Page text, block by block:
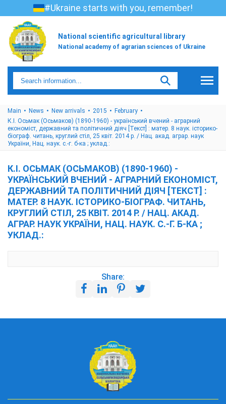
#Ukraine starts with you, remember!
National scientific agricultural library
National academy of agrarian sciences of Ukraine
Main News New arrivals 2015
February
К.І. Осьмак (Осьмаков) (1890-1960) - український вчений - аграрний
економіст, державний та політичний діяч [Текст] : матер. 8 наук. історико-
біограф. читань, круглий стіл, 25 квіт. 2014 р. / Нац. акад. аграр. наук
України, Нац. наук. с.-г. б-ка ; уклад.:
К.І. ОСЬМАК (ОСЬМАКОВ) (1890-1960) -
УКРАЇНСЬКИЙ ВЧЕНИЙ - АГРАРНИЙ ЕКОНОМІСТ,
ДЕРЖАВНИЙ ТА ПОЛІТИЧНИЙ ДІЯЧ [ТЕКСТ] :
МАТЕР. 8 НАУК. ІСТОРИКО-БІОГРАФ. ЧИТАНЬ,
КРУГЛИЙ СТІЛ, 25 КВІТ. 2014 Р. / НАЦ. АКАД.
АГРАР. НАУК УКРАЇНИ, НАЦ. НАУК. С.-Г. Б-КА ;
УКЛАД.:
Share: